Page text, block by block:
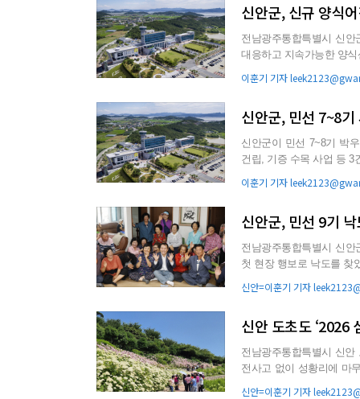
신안군, 신규 양식
전남광주통합특별시 신
대응하고 지속가능한 양
이훈기 기자
신안군, 민선 7~8
신안군이 민선 7~8기 박
건립, 기증 수목 사업 등 3
이훈기 기자
신안군, 민선 9기
전남광주통합특별시 신
첫 현장 행보로 낙도를 찾
신안=이훈기 기자
신안 도초도 ‘2026
전남광주통합특별시 신안
전사고 없이 성황리에 마무리했다. 6일 신안군에 따르면 최근 열린 ‘2026
신안=이훈기 기자